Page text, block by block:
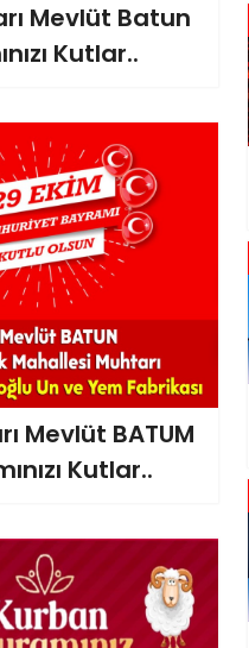
Mevlüt Batun
Kutlar..
Mevlüt BATUM
Kutlar..